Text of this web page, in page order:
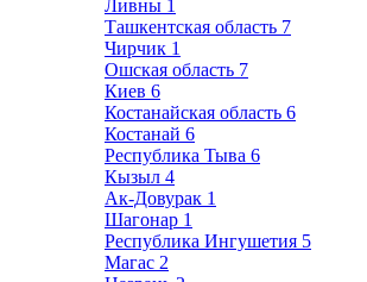
Ливны 1
Ташкентская область 7
Чирчик 1
Ошская область 7
Киев 6
Костанайская область 6
Костанай 6
Республика Тыва 6
Кызыл 4
Ак-Довурак 1
Шагонар 1
Республика Ингушетия 5
Магас 2